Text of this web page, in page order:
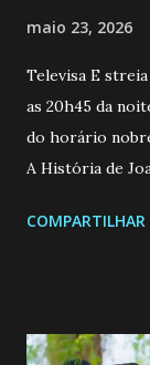
maio 23, 2026
Televisa E
as 20h45 da
do horário
A História de
de 25/05/26 a
permanecer
COMPARTILHAR